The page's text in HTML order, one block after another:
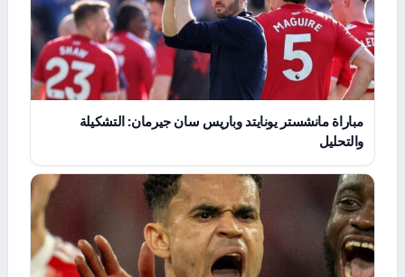
مباراة مانشستر يونايتد وباريس سان جيرمان: التشكيلة
والتحليل